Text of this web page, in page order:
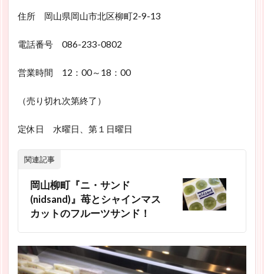
住所 岡山県岡山市北区柳町2-9-13
電話番号 086-233-0802
営業時間 12：00～18：00
（売り切れ次第終了）
定休日 水曜日、第１日曜日
関連記事
岡山柳町『ニ・サンド
(nidsand)』苺とシャインマス
カットのフルーツサンド！